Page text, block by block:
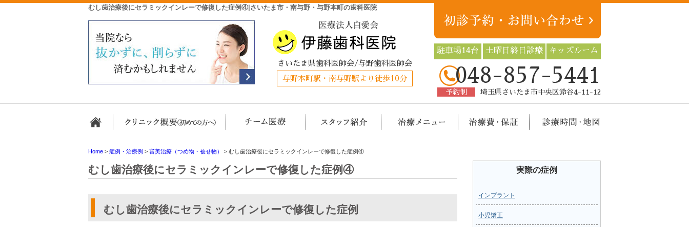
むし歯治療後にセラミックインレーで修復した症例④|さいたま市・南与野・与野本町の歯科医院
さいたま県歯科医師会/与野歯科医師会
与野本町駅・南与野駅より徒歩10分
駐車場14台 土曜日終日診療 キッズルーム
048-857-5441
予約制 埼玉県さいたま市中央区鈴谷4-11-12
ホーム クリニック概要(初めての方へ)担当医チーム医療 スタッフ紹介 治療メニュー 治療費・保証
Home > 症例・治療例 > 審美治療（つめ物・被せ物） > むし歯治療後にセラミックインレーで修復した症例④
むし歯治療後にセラミックインレーで修復した症例④
むし歯治療後にセラミックインレーで修復した症例
実際の症例
インプラント
小児矯正